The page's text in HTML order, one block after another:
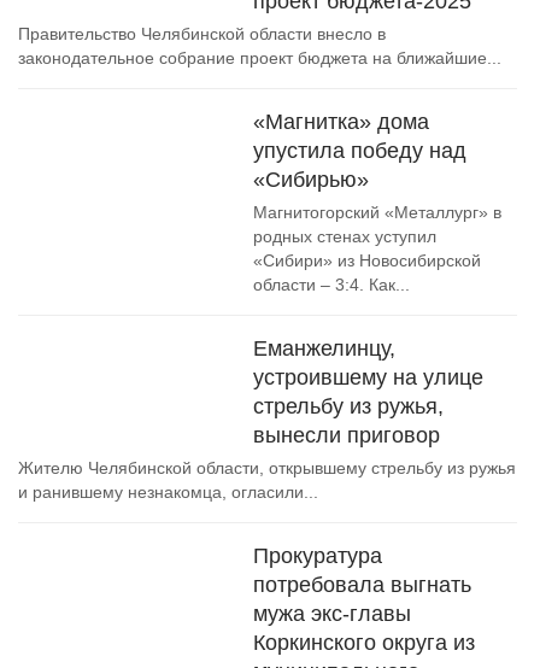
Правительство Челябинской области внесло в
законодательное собрание проект бюджета на ближайшие...
«Магнитка» дома
упустила победу над
«Сибирью»
Магнитогорский «Металлург» в
родных стенах уступил
«Сибири» из Новосибирской
области – 3:4. Как...
Еманжелинцу,
устроившему на улице
стрельбу из ружья,
вынесли приговор
Жителю Челябинской области, открывшему стрельбу из ружья
и ранившему незнакомца, огласили...
Прокуратура
потребовала выгнать
мужа экс-главы
Коркинского округа из